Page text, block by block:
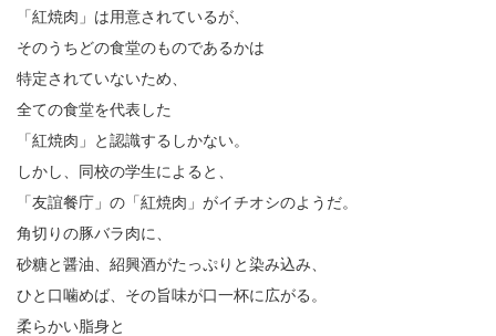
「紅焼肉」は用意されているが、
そのうちどの食堂のものであるかは
特定されていないため、
全ての食堂を代表した
「紅焼肉」と認識するしかない。
しかし、同校の学生によると、
「友誼餐庁」の「紅焼肉」がイチオシのようだ。
角切りの豚バラ肉に、
砂糖と醤油、紹興酒がたっぷりと染み込み、
ひと口噛めば、その旨味が口一杯に広がる。
柔らかい脂身と